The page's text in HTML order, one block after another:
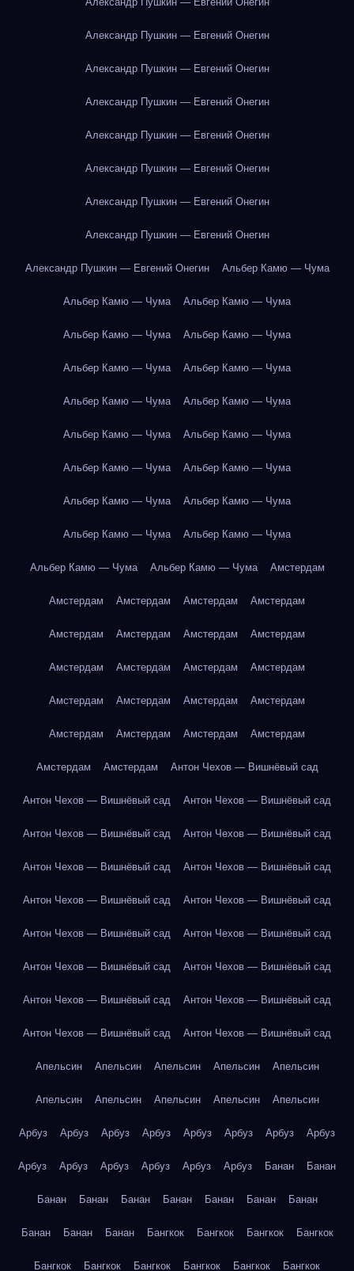
Александр Пушкин — Евгений Онегин
Александр Пушкин — Евгений Онегин
Александр Пушкин — Евгений Онегин
Александр Пушкин — Евгений Онегин
Александр Пушкин — Евгений Онегин
Александр Пушкин — Евгений Онегин
Александр Пушкин — Евгений Онегин
Александр Пушкин — Евгений Онегин Альбер Камю — Чума
Альбер Камю — Чума Альбер Камю — Чума
Альбер Камю — Чума Альбер Камю — Чума
Альбер Камю — Чума Альбер Камю — Чума
Альбер Камю — Чума Альбер Камю — Чума
Альбер Камю — Чума Альбер Камю — Чума
Альбер Камю — Чума Альбер Камю — Чума
Альбер Камю — Чума Альбер Камю — Чума
Альбер Камю — Чума Альбер Камю — Чума
Альбер Камю — Чума Альбер Камю — Чума Амстердам
Амстердам Амстердам Амстердам Амстердам
Амстердам Амстердам Амстердам Амстердам
Амстердам Амстердам Амстердам Амстердам
Амстердам Амстердам Амстердам Амстердам
Амстердам Амстердам Амстердам Амстердам
Амстердам Амстердам Антон Чехов — Вишнёвый сад
Антон Чехов — Вишнёвый сад Антон Чехов — Вишнёвый сад
Антон Чехов — Вишнёвый сад Антон Чехов — Вишнёвый сад
Антон Чехов — Вишнёвый сад Антон Чехов — Вишнёвый сад
Антон Чехов — Вишнёвый сад Антон Чехов — Вишнёвый сад
Антон Чехов — Вишнёвый сад Антон Чехов — Вишнёвый сад
Антон Чехов — Вишнёвый сад Антон Чехов — Вишнёвый сад
Антон Чехов — Вишнёвый сад Антон Чехов — Вишнёвый сад
Антон Чехов — Вишнёвый сад Антон Чехов — Вишнёвый сад
Апельсин Апельсин Апельсин Апельсин Апельсин
Апельсин Апельсин Апельсин Апельсин Апельсин
Арбуз Арбуз Арбуз Арбуз Арбуз Арбуз Арбуз Арбуз
Арбуз Арбуз Арбуз Арбуз Арбуз Арбуз Банан Банан
Банан Банан Банан Банан Банан Банан Банан
Банан Банан Банан Бангкок Бангкок Бангкок Бангкок
Бангкок Бангкок Бангкок Бангкок Бангкок Бангкок